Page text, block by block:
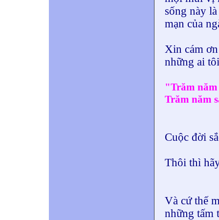
sống này
mạn của
Xin cám
những ai
"Trăm
Trăm năm
Cuộc đời
Thôi thì
Và cứ thế
những tấm